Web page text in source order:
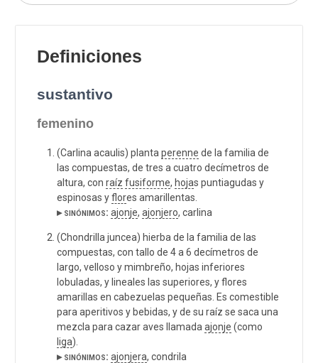
Definiciones
sustantivo
femenino
(Carlina acaulis) planta perenne de la familia de
las compuestas, de tres a cuatro decímetros de
altura, con raíz fusiforme, hojas puntiagudas y
espinosas yflores amarillentas.
▸ sinónimos: ajonje, ajonjero, carlina
(Chondrilla juncea) hierba de la familia de las
compuestas, con tallo de 4 a 6 decímetros de
largo, velloso y mimbreño, hojas inferiores
lobuladas, y lineales las superiores, y flores
amarillas en cabezuelas pequeñas. Es comestible
para aperitivos y bebidas, y de su raíz se saca una
mezcla para cazar aves llamada ajonje (como
liga).
▸ sinónimos: ajonjera, condrila